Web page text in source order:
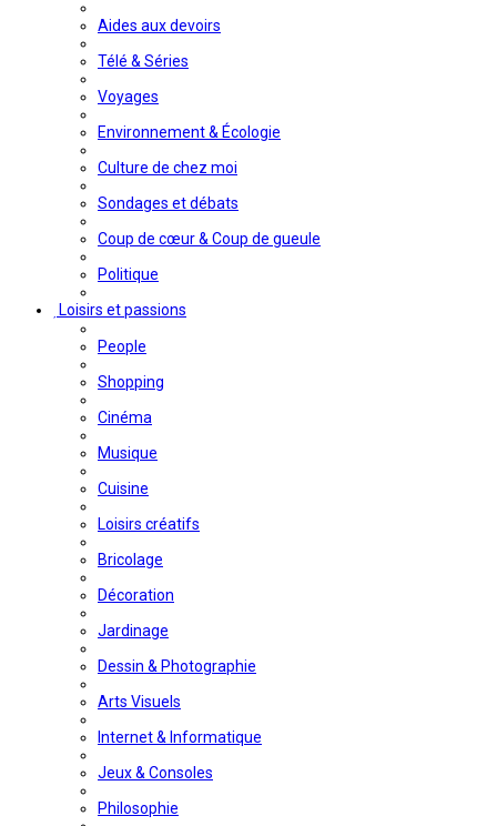
Aides aux devoirs
Télé & Séries
Voyages
Environnement & Écologie
Culture de chez moi
Sondages et débats
Coup de cœur & Coup de gueule
Politique
Loisirs et passions
People
Shopping
Cinéma
Musique
Cuisine
Loisirs créatifs
Bricolage
Décoration
Jardinage
Dessin & Photographie
Arts Visuels
Internet & Informatique
Jeux & Consoles
Philosophie